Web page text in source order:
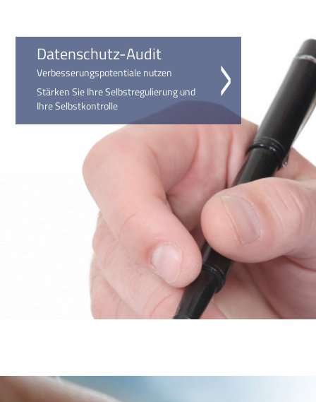
Datenschutz-Audit
Verbesserungspotentiale nutzen
Stärken Sie Ihre Selbstregulierung und
Ihre Selbstkontrolle